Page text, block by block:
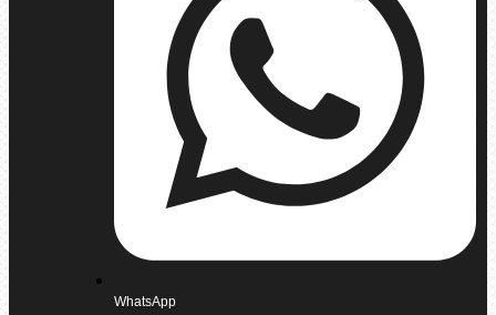
WhatsApp